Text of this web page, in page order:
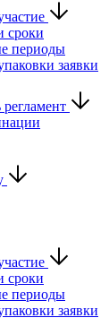
сроки
периоды
заявки
регламент
сроки
периоды
заявки